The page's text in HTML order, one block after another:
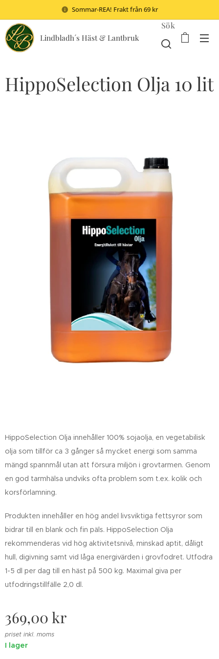
Sommar-REA! Frakt från 69 kr
Lindbladh´s Häst & Lantbruk
Sök
HippoSelection Olja 10 lit
HippoSelection Olja innehåller 100% sojaolja, en vegetabilisk
olja som tillför ca 3 gånger så mycket energi som samma
mängd spannmål utan att försura miljön i grovtarmen. Genom
en god tarmhälsa undviks ofta problem som t.ex. kolik och
korsförlamning.
Produkten innehåller en hög andel livsviktiga fettsyror som
bidrar till en blank och fin päls. HippoSelection Olja
rekommenderas vid hög aktivitetsnivå, minskad aptit, dåligt
hull, digivning samt vid låga energivärden i grovfodret. Utfodra
1-5 dl per dag till en häst på 500 kg. Maximal giva per
utfodringstillfälle 2,0 dl.
369,00 kr
priset inkl. moms
I lager